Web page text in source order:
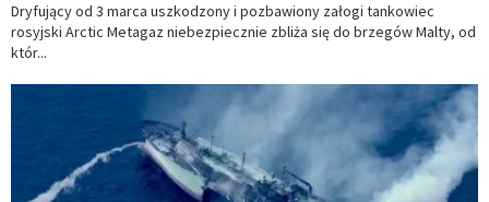
Dryfujący od 3 marca uszkodzony i pozbawiony załogi tankowiec
rosyjski Arctic Metagaz niebezpiecznie zbliża się do brzegów Malty, od
któr...